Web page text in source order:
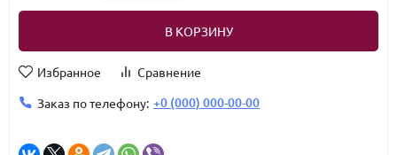
В КОРЗИНУ
Избранное
Сравнение
Заказ по телефону: +0 (000) 000-00-00